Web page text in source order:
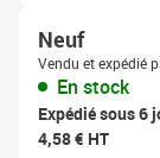
Neuf
Vendu et expédié
En stock
Expédié sous 6
4,58 € HT